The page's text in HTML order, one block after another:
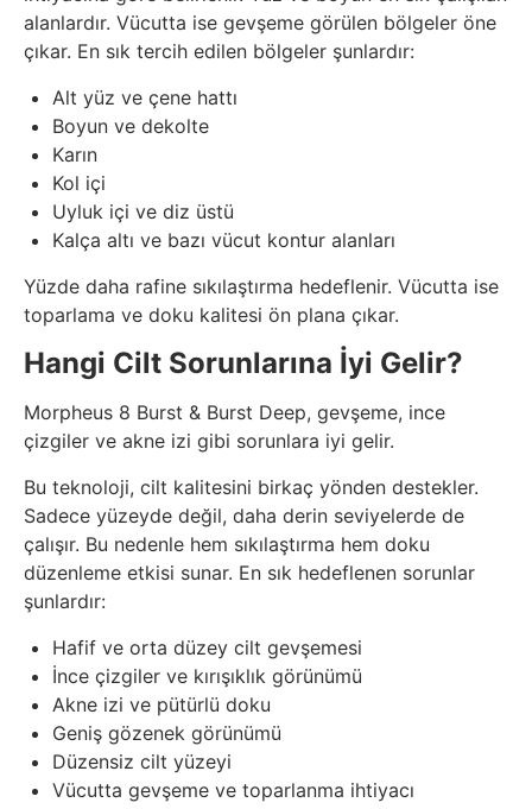
alanlardır. Vücutta ise gevşeme görülen bölgeler öne
çıkar. En sık tercih edilen bölgeler şunlardır:
Alt yüz ve çene hattı
Boyun ve dekolte
Karın
Kol içi
Uyluk içi ve diz üstü
Kalça altı ve bazı vücut kontur alanları
Yüzde daha rafine sıkılaştırma hedeflenir. Vücutta ise
toparlama ve doku kalitesi ön plana çıkar.
Hangi Cilt Sorunlarına İyi Gelir?
Morpheus 8 Burst & Burst Deep, gevşeme, ince
çizgiler ve akne izi gibi sorunlara iyi gelir.
Bu teknoloji, cilt kalitesini birkaç yönden destekler.
Sadece yüzeyde değil, daha derin seviyelerde de
çalışır. Bu nedenle hem sıkılaştırma hem doku
düzenleme etkisi sunar. En sık hedeflenen sorunlar
şunlardır:
Hafif ve orta düzey cilt gevşemesi
İnce çizgiler ve kırışıklık görünümü
Akne izi ve pütürlü doku
Geniş gözenek görünümü
Düzensiz cilt yüzeyi
Vücutta gevşeme ve toparlanma ihtiyacı